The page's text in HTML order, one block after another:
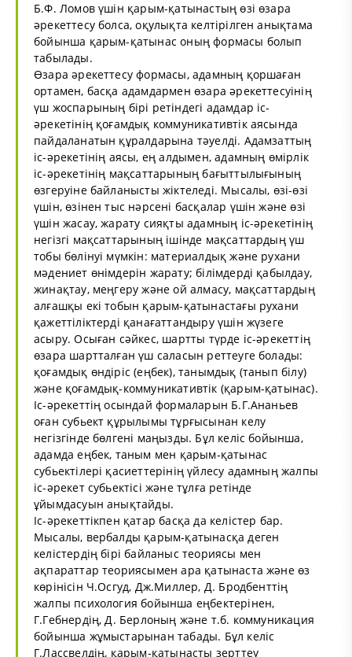
Б.Ф. Ломов үшін қарым-қатынастың өзі өзара
әрекеттесу болса, оқулықта келтірілген анықтама
бойынша қарым-қатынас оның формасы болып
табылады.
Өзара әрекеттесу формасы, адамның қоршаған
ортамен, басқа адамдармен өзара әрекеттесуінің
үш жоспарының бірі ретіндегі адамдар іс-
әрекетінің қоғамдық коммуникативтік аясында
пайдаланатын құралдарына тәуелді. Адамзаттың
іс-әрекетінің аясы, ең алдымен, адамның өмірлік
іс-әрекетінің мақсаттарының бағыттылығының
өзгеруіне байланысты жіктеледі. Мысалы, өзі-өзі
үшін, өзінен тыс нәрсені басқалар үшін және өзі
үшін жасау, жарату сияқты адамның іс-әрекетінің
негізгі мақсаттарының ішінде мақсаттардың үш
тобы бөлінуі мүмкін: материалдық және рухани
мәдениет өнімдерін жарату; білімдерді қабылдау,
жинақтау, меңгеру және ой алмасу, мақсаттардың
алғашқы екі тобын қарым-қатынастағы рухани
қажеттіліктерді қанағаттандыру үшін жүзеге
асыру. Осыған сәйкес, шартты түрде іс-әрекеттің
өзара шартталған үш саласын реттеуге болады:
қоғамдық өндіріс (еңбек), танымдық (танып білу)
және қоғамдық-коммуникативтік (қарым-қатынас).
Іс-әрекеттің осындай формаларын Б.Г.Ананьев
оған субьект құрылымы тұрғысынан келу
негізгінде бөлгені маңызды. Бұл келіс бойынша,
адамда еңбек, таным мен қарым-қатынас
субьектілері қасиеттерінің үйлесу адамның жалпы
іс-әрекет субьектісі және тұлға ретінде
ұйымдасуын анықтайды.
Іс-әрекеттікпен қатар басқа да келістер бар.
Мысалы, вербалды қарым-қатынасқа деген
келістердің бірі байланыс теориясы мен
ақпараттар теориясымен ара қатынаста және өз
көрінісін Ч.Осгуд, Дж.Миллер, Д. Бродбенттің
жалпы психология бойынша еңбектерінен,
Г.Гебнердің, Д. Берлоның және т.б. коммуникация
бойынша жұмыстарынан табады. Бұл келіс
Г.Лассвелдің, қарым-қатынасты зерттеу